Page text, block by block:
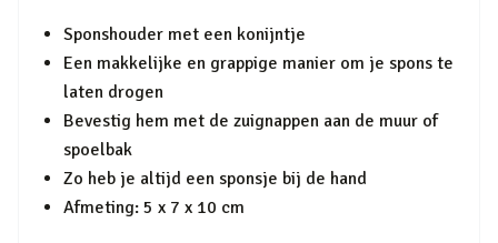
Sponshouder met een konijntje
Een makkelijke en grappige manier om je spons te
laten drogen
Bevestig hem met de zuignappen aan de muur of
spoelbak
Zo heb je altijd een sponsje bij de hand
Afmeting: 5 x 7 x 10 cm